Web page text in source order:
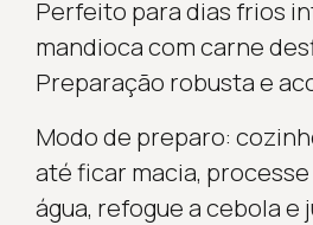
Perfeito para dias frios
mandioca com carne
Preparação robusta e
Modo de preparo:
até ficar macia,
água, refogue a cebola e